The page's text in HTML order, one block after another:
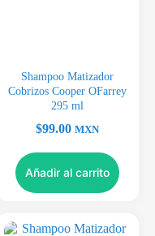
Shampoo Matizador
Cobrizos Cooper OFarrey
295 ml
$99.00 MXN
Añadir al carrito